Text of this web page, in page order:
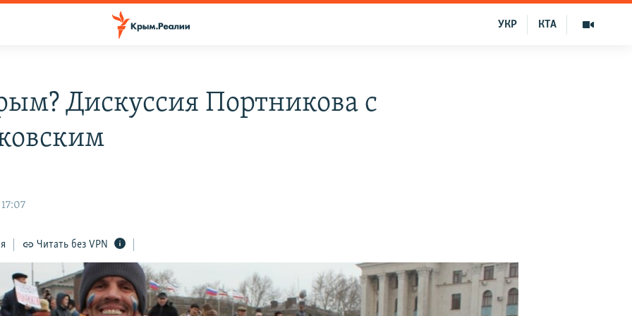
КТА
УКР
Дискуссия Портникова с
Читать без VPN